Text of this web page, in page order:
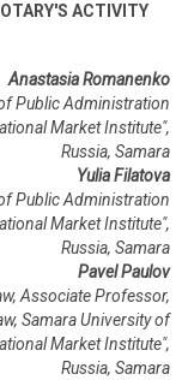
ACTIVITY
Anastasia Romanenko
Public Administration
Market Institute",
Russia, Samara
Yulia Filatova
Public Administration
Market Institute",
Russia, Samara
Pavel Paulov
Associate Professor,
Samara University of
Market Institute",
Russia, Samara